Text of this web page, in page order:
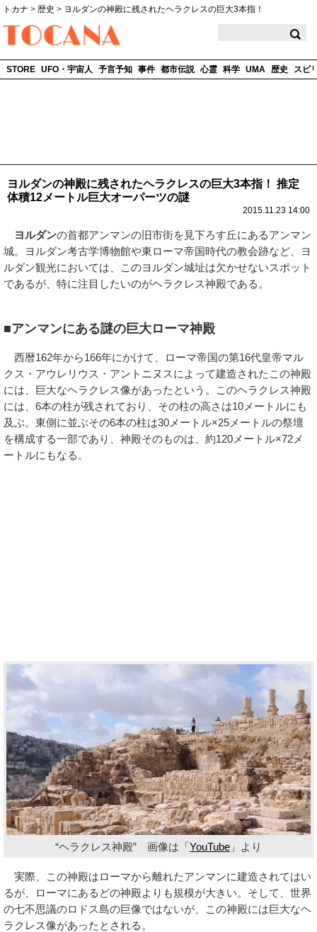
トカナ > 歴史 > ヨルダンの神殿に残されたヘラクレスの巨大3本指！
STORE UFO・宇宙人 予言予知 事件 都市伝説 心霊 科学 UMA 歴史 スピ
ヨルダンの神殿に残されたヘラクレスの巨大3本指！ 推定
体積12メートル巨大オーパーツの謎
2015.11.23 14:00
ヨルダンの首都アンマンの旧市街を見下ろす丘にあるアンマン
城。ヨルダン考古学博物館や東ローマ帝国時代の教会跡など、ヨ
ルダン観光においては、このヨルダン城址は欠かせないスポット
であるが、特に注目したいのがヘラクレス神殿である。
■アンマンにある謎の巨大ローマ神殿
西暦162年から166年にかけて、ローマ帝国の第16代皇帝マル
クス・アウレリウス・アントニヌスによって建造されたこの神殿
には、巨大なヘラクレス像があったという。このヘラクレス神殿
には、6本の柱が残されており、その柱の高さは10メートルにも
及ぶ。東側に並ぶその6本の柱は30メートル×25メートルの祭壇
を構成する一部であり、神殿そのものは、約120メートル×72メ
ートルにもなる。
“ヘラクレス神殿” 画像は「YouTube 」より
実際、この神殿はローマから離れたアンマンに建造されてはい
るが、ローマにあるどの神殿よりも規模が大きい。そして、世界
の七不思議のロドス島の巨像ではないが、この神殿には巨大なヘ
ラクレス像があったとされる。